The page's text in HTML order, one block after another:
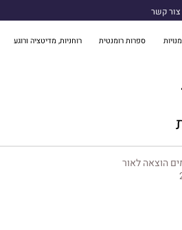
צור קשר
ספרות רומנטית רוחניות, מדיטציה ורוגע
הוצאה לאור